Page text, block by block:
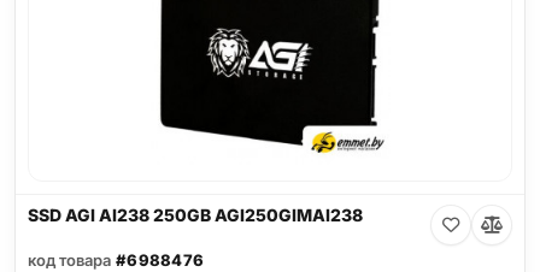
SSD AGI AI238 250GB AGI250GIMAI238
код товара #6988476